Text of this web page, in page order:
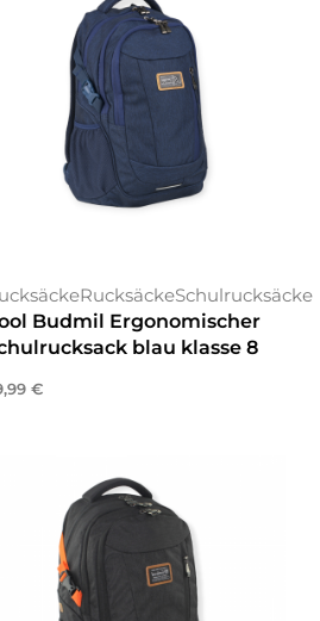
RucksäckeSchulrucksäcke
Budmil Ergonomischer
blau klasse 8
€